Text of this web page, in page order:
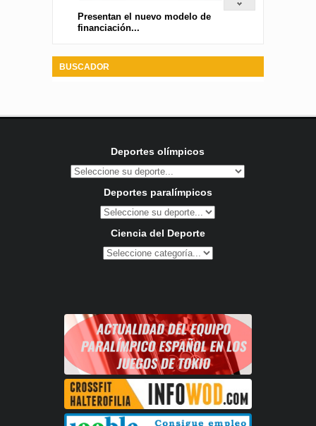
Presentan el nuevo modelo de
financiación...
BUSCADOR
Deportes olímpicos
Deportes paralímpicos
Ciencia del Deporte